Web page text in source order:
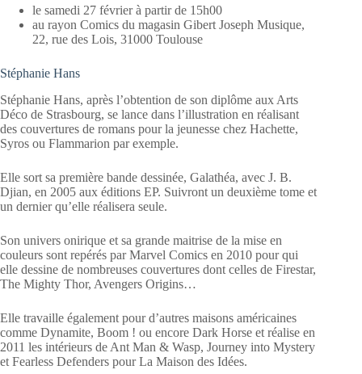
le samedi 27 février à partir de 15h00
au rayon Comics du magasin Gibert Joseph Musique,
22, rue des Lois, 31000 Toulouse
Stéphanie Hans
Stéphanie Hans, après l’obtention de son diplôme aux Arts
Déco de Strasbourg, se lance dans l’illustration en réalisant
des couvertures de romans pour la jeunesse chez Hachette,
Syros ou Flammarion par exemple.
Elle sort sa première bande dessinée, Galathéa, avec J. B.
Djian, en 2005 aux éditions EP. Suivront un deuxième tome et
un dernier qu’elle réalisera seule.
Son univers onirique et sa grande maitrise de la mise en
couleurs sont repérés par Marvel Comics en 2010 pour qui
elle dessine de nombreuses couvertures dont celles de Firestar,
The Mighty Thor, Avengers Origins…
Elle travaille également pour d’autres maisons américaines
comme Dynamite, Boom ! ou encore Dark Horse et réalise en
2011 les intérieurs de Ant Man & Wasp, Journey into Mystery
et Fearless Defenders pour La Maison des Idées.